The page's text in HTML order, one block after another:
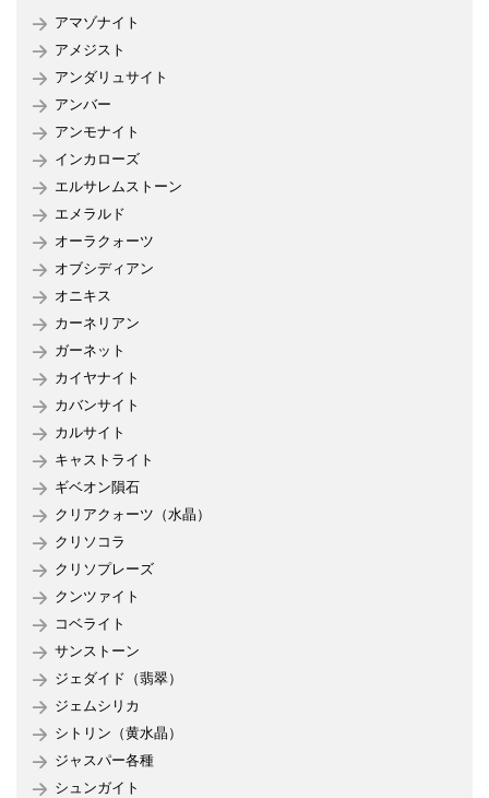
アマゾナイト
アメジスト
アンダリュサイト
アンバー
アンモナイト
インカローズ
エルサレムストーン
エメラルド
オーラクォーツ
オブシディアン
オニキス
カーネリアン
ガーネット
カイヤナイト
カバンサイト
カルサイト
キャストライト
ギベオン隕石
クリアクォーツ（水晶）
クリソコラ
クリソプレーズ
クンツァイト
コベライト
サンストーン
ジェダイド（翡翠）
ジェムシリカ
シトリン（黄水晶）
ジャスパー各種
シュンガイト